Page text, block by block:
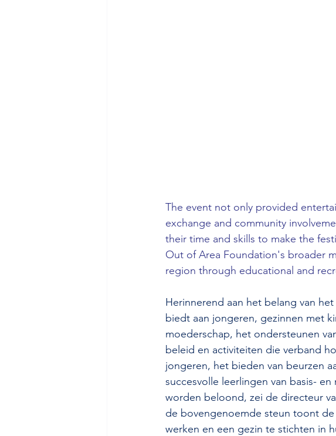
The event not only provided
exchange and community
their time and skills to make the
Out of Area Foundation's broader
region through educational and
Herinnerend aan het belang van
biedt aan jongeren, gezinnen met
moederschap, het ondersteunen
beleid en activiteiten die verband
jongeren, het bieden van beurzen
succesvolle leerlingen van basis-
worden beloond, zei de directeur
de bovengenoemde steun toont
werken en een gezin te stichten in